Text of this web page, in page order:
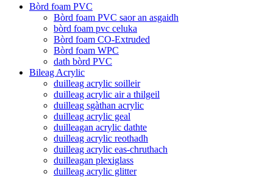
Bòrd foam PVC
Bòrd foam PVC saor an asgaidh
bòrd foam pvc celuka
Bòrd foam CO-Extruded
Bòrd foam WPC
dath bòrd PVC
Bileag Acrylic
duilleag acrylic soilleir
duilleag acrylic air a thilgeil
duilleag sgàthan acrylic
duilleag acrylic geal
duilleagan acrylic dathte
duilleag acrylic reothadh
duilleag acrylic eas-chruthach
duilleagan plexiglass
duilleag acrylic glitter